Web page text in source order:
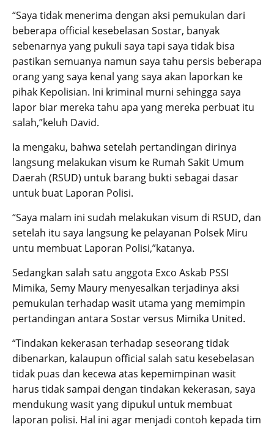
“Saya tidak menerima dengan aksi pemukulan dari
beberapa official kesebelasan Sostar, banyak
sebenarnya yang pukuli saya tapi saya tidak bisa
pastikan semuanya namun saya tahu persis beberapa
orang yang saya kenal yang saya akan laporkan ke
pihak Kepolisian. Ini kriminal murni sehingga saya
lapor biar mereka tahu apa yang mereka perbuat itu
salah,”keluh David.
Ia mengaku, bahwa setelah pertandingan dirinya
langsung melakukan visum ke Rumah Sakit Umum
Daerah (RSUD) untuk barang bukti sebagai dasar
untuk buat Laporan Polisi.
“Saya malam ini sudah melakukan visum di RSUD, dan
setelah itu saya langsung ke pelayanan Polsek Miru
untu membuat Laporan Polisi,”katanya.
Sedangkan salah satu anggota Exco Askab PSSI
Mimika, Semy Maury menyesalkan terjadinya aksi
pemukulan terhadap wasit utama yang memimpin
pertandingan antara Sostar versus Mimika United.
“Tindakan kekerasan terhadap seseorang tidak
dibenarkan, kalaupun official salah satu kesebelasan
tidak puas dan kecewa atas kepemimpinan wasit
harus tidak sampai dengan tindakan kekerasan, saya
mendukung wasit yang dipukul untuk membuat
laporan polisi. Hal ini agar menjadi contoh kepada tim